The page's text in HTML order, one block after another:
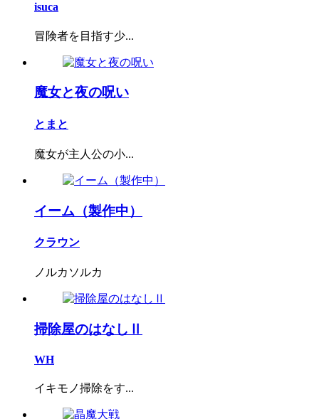
isuca
冒険者を目指す少...
魔女と夜の呪い
とまと
魔女が主人公の小...
イーム（製作中）
クラウン
ノルカソルカ
掃除屋のはなしⅡ
WH
イキモノ掃除をす...